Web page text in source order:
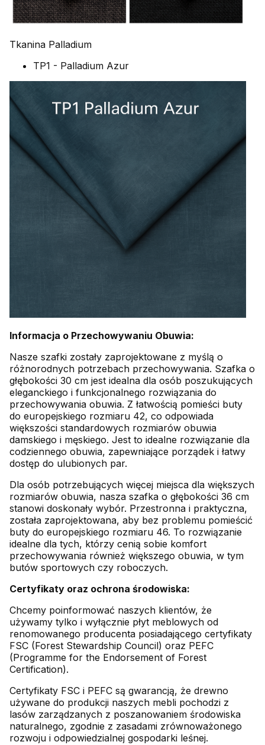
Tkanina Palladium
TP1 - Palladium Azur
Informacja o Przechowywaniu Obuwia:
Nasze szafki zostały zaprojektowane z myślą o
różnorodnych potrzebach przechowywania. Szafka o
głębokości 30 cm jest idealna dla osób poszukujących
eleganckiego i funkcjonalnego rozwiązania do
przechowywania obuwia. Z łatwością pomieści buty
do europejskiego rozmiaru 42, co odpowiada
większości standardowych rozmiarów obuwia
damskiego i męskiego. Jest to idealne rozwiązanie dla
codziennego obuwia, zapewniające porządek i łatwy
dostęp do ulubionych par.
Dla osób potrzebujących więcej miejsca dla większych
rozmiarów obuwia, nasza szafka o głębokości 36 cm
stanowi doskonały wybór. Przestronna i praktyczna,
została zaprojektowana, aby bez problemu pomieścić
buty do europejskiego rozmiaru 46. To rozwiązanie
idealne dla tych, którzy cenią sobie komfort
przechowywania również większego obuwia, w tym
butów sportowych czy roboczych.
Certyfikaty oraz ochrona środowiska:
Chcemy poinformować naszych klientów, że
używamy tylko i wyłącznie płyt meblowych od
renomowanego producenta posiadającego certyfikaty
FSC (Forest Stewardship Council) oraz PEFC
(Programme for the Endorsement of Forest
Certification).
Certyfikaty FSC i PEFC są gwarancją, że drewno
używane do produkcji naszych mebli pochodzi z
lasów zarządzanych z poszanowaniem środowiska
naturalnego, zgodnie z zasadami zrównoważonego
rozwoju i odpowiedzialnej gospodarki leśnej.